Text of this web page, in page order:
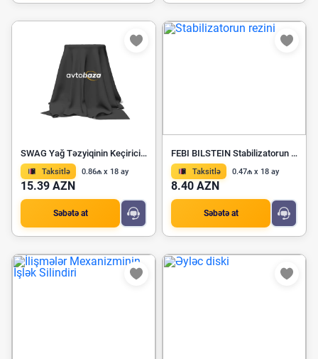
SWAG Yağ Təzyiqinin Keçirici Açarı 99 91 7664
Taksitlə 0.86₼ x 18 ay
15.39 AZN
Səbətə at
FEBI BILSTEIN Stabilizatorun rezini 49386
Taksitlə 0.47₼ x 18 ay
8.40 AZN
Səbətə at